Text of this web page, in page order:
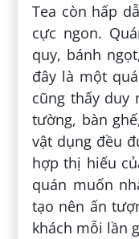
Tea còn hấp
cực ngon.
quy, bánh
đây là một
cũng thấy duy
tường, bàn
vật dụng đều
hợp thị hiếu
quán muốn
tạo nên ấn
khách mỗi lần